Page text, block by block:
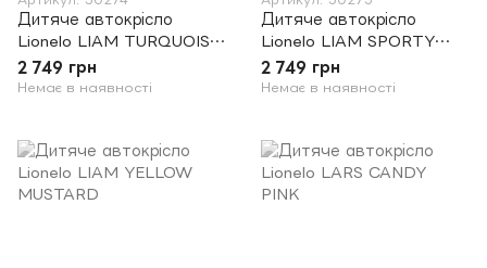
Дитяче автокрісло
Lionelo LIAM TURQUOISE
SKY
2 749 грн
Немає в наявності
Дитяче автокрісло
Lionelo LIAM SPORTY
BLACK
2 749 грн
Немає в наявності